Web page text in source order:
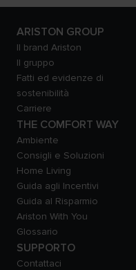
ARISTON GROUP
Il brand Ariston
Il gruppo
Fatti ed evidenze di
sostenibilità
Carriere
THE COMFORT WAY
Ambiente
Consigli e Soluzioni
Home Living
Guida agli Incentivi
Guida al Risparmio
Ariston With You
Glossario
SUPPORTO
Contattaci